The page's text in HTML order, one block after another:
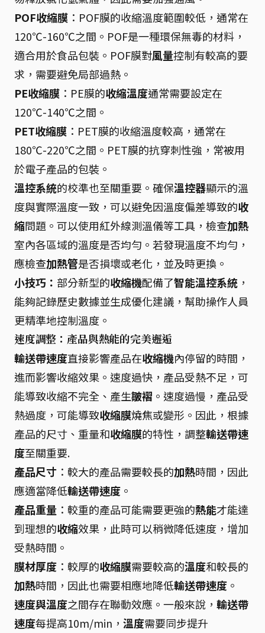
POF收縮膜 ：POF膜的收縮溫度範圍較低，通常在
120℃-160℃之間。POF是一種環保無毒的材料，
適合用於食品包裝。POF膜對風量控制有較高的要
求，需要避免局部過熱。
PE收縮膜 ：PE膜的收縮溫度通常需要設定在
120℃-140℃之間。
PET收縮膜 ：PET膜的收縮溫度較高，通常在
180℃-220℃之間。PET膜的抗穿刺性強，常被用
於電子產品的包裝。
溫控系統的校準也至關重要。確保溫控器顯示的溫
度與實際溫度一致，可以避免因溫度偏差導致的收
縮問題。可以使用紅外線測溫儀等工具，檢查加熱
室內各區域的溫度是否均勻。若發現溫度不均勻，
應檢查加熱管是否損壞或老化，並及時更換。
小技巧： 部分新型的收縮機配備了智能溫控系統 ，
能夠記錄歷史數據並生成優化建議，幫助操作人員
更精準地控制溫度。
速度調整：產品與熱能的完美邂逅
輸送帶速度直接影響產品在收縮機內停留的時間，
進而影響收縮效果。速度過快，產品受熱不足，可
能導致收縮不完全、產生皺褶 。速度過慢，產品受
熱過度，可能導致收縮膜燒焦或變形。因此，根據
產品的尺寸、重量和收縮膜的特性，調整輸送帶速
度至關重要.
產品尺寸 ：較大的產品需要較長的加熱時間，因此
應適當降低輸送帶速度 。
產品重量 ：較重的產品可能需要更強的熱能才能達
到理想的收縮效果，此時可以稍微降低速度，增加
受熱時間。
膜材厚度 ：較厚的收縮膜需要較高的溫度和較長的
加熱時間，因此也需要相應地降低輸送帶速度 。
速度與溫度之間存在聯動效應。一般來說， 輸送帶
速度每提高10m/min， 溫度需要同步提升